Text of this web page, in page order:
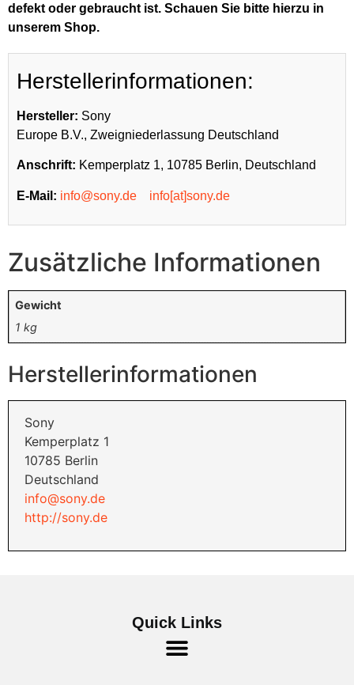
defekt oder gebraucht ist. Schauen Sie bitte hierzu in
unserem Shop.
Herstellerinformationen:
Hersteller: Sony
Europe B.V., Zweigniederlassung Deutschland
Anschrift: Kemperplatz 1, 10785 Berlin, Deutschland
E-Mail: info@sony.de info[at]sony.de
Zusätzliche Informationen
Gewicht
1 kg
Herstellerinformationen
Sony
Kemperplatz 1
10785 Berlin
Deutschland
info@sony.de
http://sony.de
Quick Links